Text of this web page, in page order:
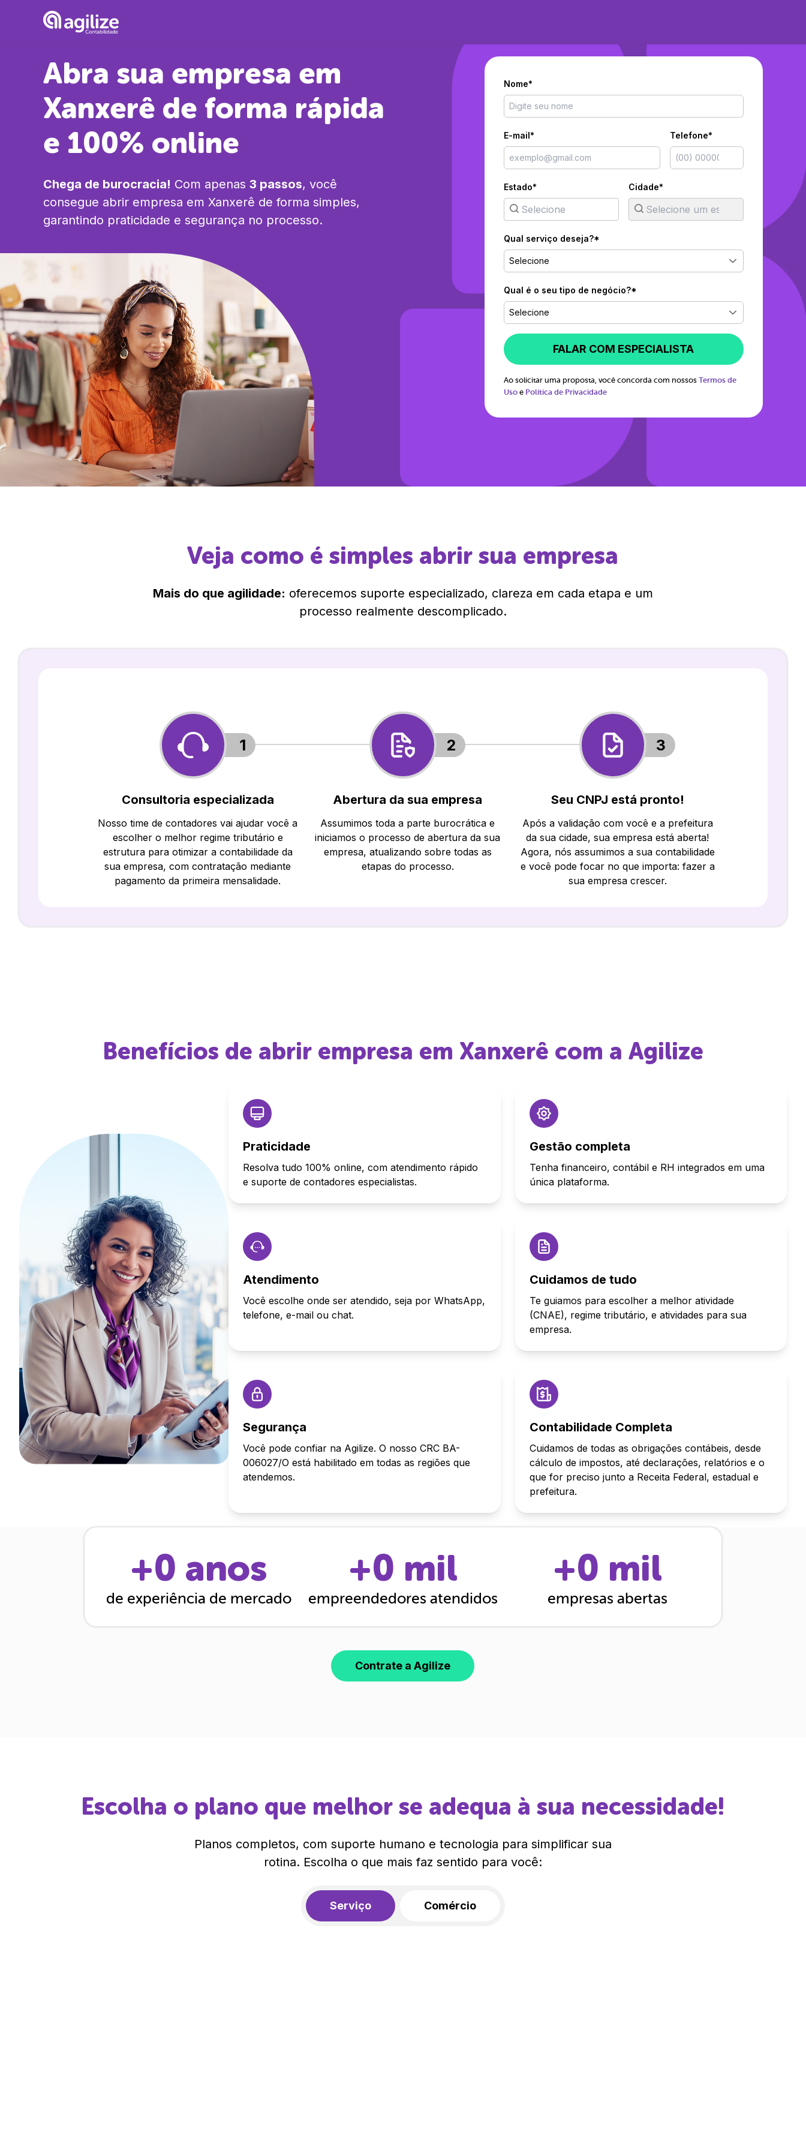
Abra sua empresa em
Xanxerê de forma rápida
e 100% online
Chega de burocracia! Com apenas 3 passos, você
consegue abrir empresa em Xanxerê de forma simples,
garantindo praticidade e segurança no processo.
Nome*
E-mail* Telefone*
Estado* Cidade*
Qual serviço deseja?*
Selecione
Qual é o seu tipo de negócio?*
Selecione
FALAR COM ESPECIALISTA
Ao solicitar uma proposta, você concorda com nossos Termos de
Uso e Política de Privacidade
Veja como é simples abrir sua empresa
Mais do que agilidade: oferecemos suporte especializado, clareza em cada etapa e um
processo realmente descomplicado.
1
Consultoria especializada
Nosso time de contadores vai ajudar você a
escolher o melhor regime tributário e
estrutura para otimizar a contabilidade da
sua empresa, com contratação mediante
pagamento da primeira mensalidade.
2
Abertura da sua empresa
Assumimos toda a parte burocrática e
iniciamos o processo de abertura da sua
empresa, atualizando sobre todas as
etapas do processo.
3
Seu CNPJ está pronto!
Após a validação com você e a prefeitura
da sua cidade, sua empresa está aberta!
Agora, nós assumimos a sua contabilidade
e você pode focar no que importa: fazer a
sua empresa crescer.
Benefícios de abrir empresa em Xanxerê com a Agilize
Praticidade
Resolva tudo 100% online, com atendimento rápido
e suporte de contadores especialistas.
Gestão completa
Tenha financeiro, contábil e RH integrados em uma
única plataforma.
Atendimento
Você escolhe onde ser atendido, seja por WhatsApp,
telefone, e-mail ou chat.
Cuidamos de tudo
Te guiamos para escolher a melhor atividade
(CNAE), regime tributário, e atividades para sua
empresa.
Segurança
Você pode confiar na Agilize. O nosso CRC BA-
006027/O está habilitado em todas as regiões que
atendemos.
Contabilidade Completa
Cuidamos de todas as obrigações contábeis, desde
cálculo de impostos, até declarações, relatórios e o
que for preciso junto a Receita Federal, estadual e
prefeitura.
+0 anos
de experiência de mercado
+0 mil
empreendedores atendidos
+0 mil
empresas abertas
Contrate a Agilize
Escolha o plano que melhor se adequa à sua necessidade!
Planos completos, com suporte humano e tecnologia para simplificar sua
rotina. Escolha o que mais faz sentido para você:
Serviço Comércio